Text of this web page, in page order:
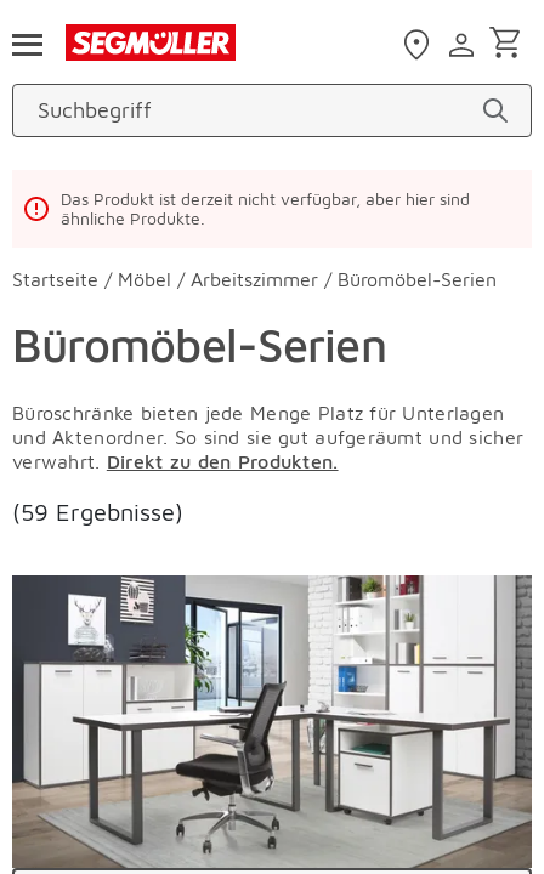
Das Produkt ist derzeit nicht verfügbar, aber hier sind
ähnliche Produkte.
Startseite / Möbel / Arbeitszimmer / Büromöbel-Serien
Büromöbel-Serien
(59 Ergebnisse)
Büroschränke bieten jede Menge Platz für Unterlagen
und Aktenordner. So sind sie gut aufgeräumt und sicher
verwahrt. Direkt zu den Produkten.